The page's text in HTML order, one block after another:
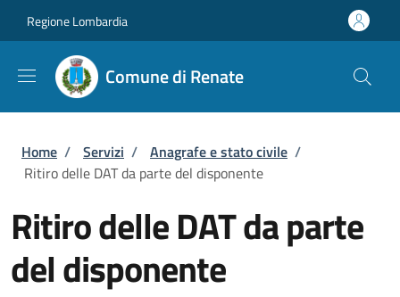
Regione Lombardia
Comune di Renate
Briciole di pane
Home / Servizi / Anagrafe e stato civile /
Ritiro delle DAT da parte del disponente
Ritiro delle DAT da parte
del disponente